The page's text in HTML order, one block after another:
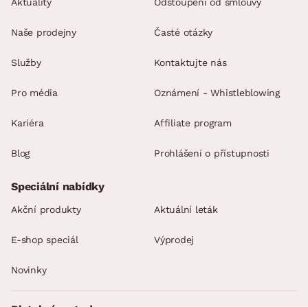
Naše prodejny
Služby
Pro média
Kariéra
Blog
Časté otázky
Kontaktujte nás
Oznámení - Whistleblowing
Affiliate program
Prohlášení o přístupnosti
Speciální nabídky
Akční produkty Aktuální leták
E-shop speciál Výprodej
Novinky